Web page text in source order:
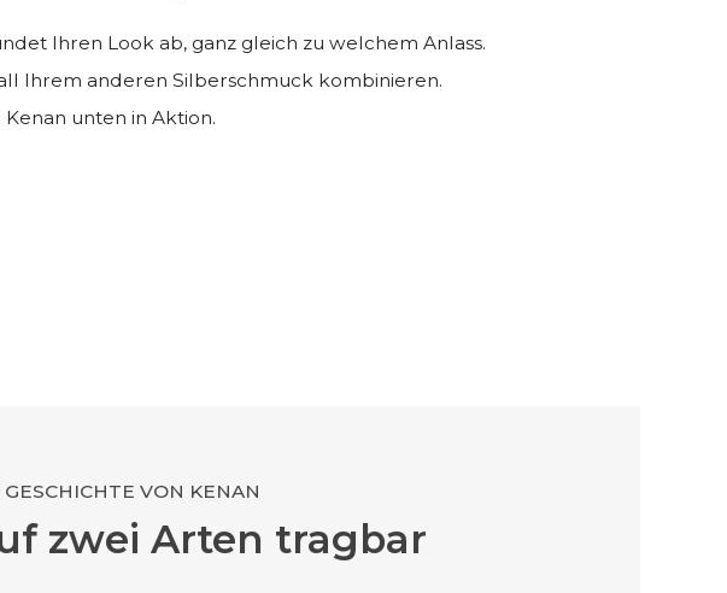
Ihren Look ab, ganz gleich zu welchem Anlass.
Ihrem anderen Silberschmuck kombinieren.
Kenan unten in Aktion.
GESCHICHTE VON KENAN
zwei Arten tragbar